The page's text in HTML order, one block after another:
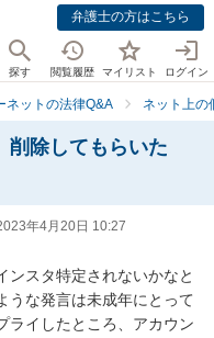
弁護士の方はこちら
探す 閲覧履歴 マイリスト ログイン
ネットの法律Q&A ネット上の
削除してもらいた
年4月20日 10:27
ンスタ特定されないかなと
うな発言は未成年にとって
ライしたところ、アカウン